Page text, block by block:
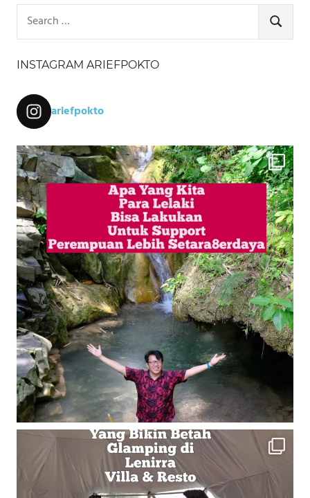
Search
for:
SEARCH
INSTAGRAM ARIEFPOKTO
ariefpokto